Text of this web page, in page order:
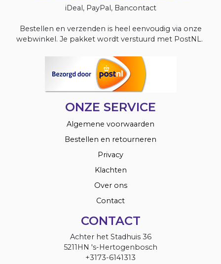
iDeal, PayPal, Bancontact
Bestellen en verzenden is heel eenvoudig via onze
webwinkel. Je pakket wordt verstuurd met PostNL.
ONZE SERVICE
Algemene voorwaarden
Bestellen en retourneren
Privacy
Klachten
Over ons
Contact
CONTACT
Achter het Stadhuis 36
5211HN 's-Hertogenbosch
+3173-6141313